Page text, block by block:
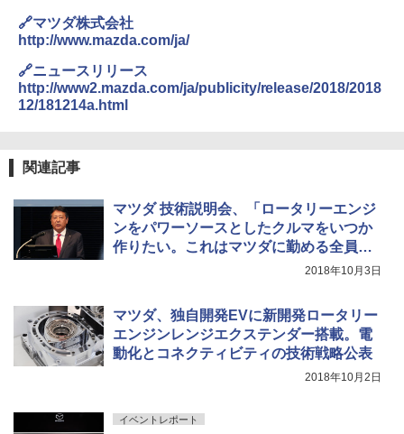
🔗マツダ株式会社
http://www.mazda.com/ja/
🔗ニュースリリース
http://www2.mazda.com/ja/publicity/release/2018/2018
12/181214a.html
関連記事
マツダ 技術説明会、「ロータリーエンジ
ンをパワーソースとしたクルマをいつか
作りたい。これはマツダに勤める全員の
2018年10月3日
マツダ、独自開発EVに新開発ロータリー
エンジンレンジエクステンダー搭載。電
動化とコネクティビティの技術戦略公表
2018年10月2日
イベントレポート